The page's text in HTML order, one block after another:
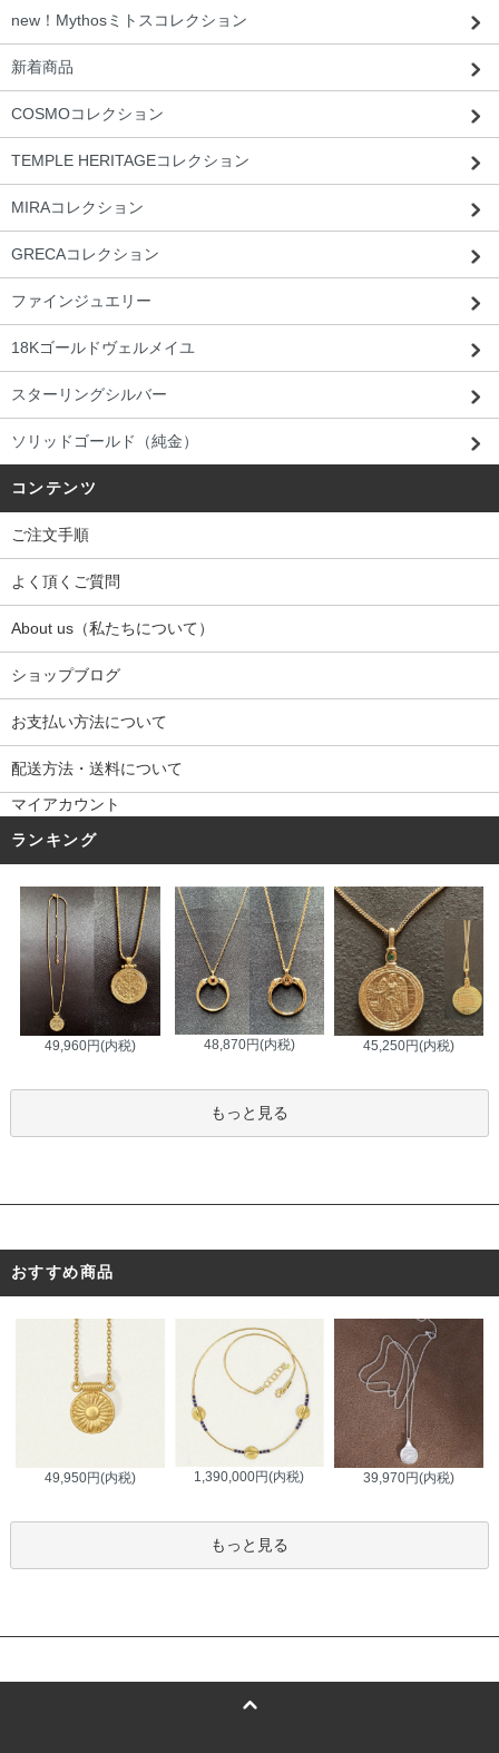
new！Mythosミトスコレクション
新着商品
COSMOコレクション
TEMPLE HERITAGEコレクション
MIRAコレクション
GRECAコレクション
ファインジュエリー
18Kゴールドヴェルメイユ
スターリングシルバー
ソリッドゴールド（純金）
コンテンツ
ご注文手順
よく頂くご質問
About us（私たちについて）
ショップブログ
お支払い方法について
配送方法・送料について
マイアカウント
ランキング
49,960円(内税) 48,870円(内税) 45,250円(内税)
もっと見る
おすすめ商品
49,950円(内税) 1,390,000円(内税) 39,970円(内税)
もっと見る